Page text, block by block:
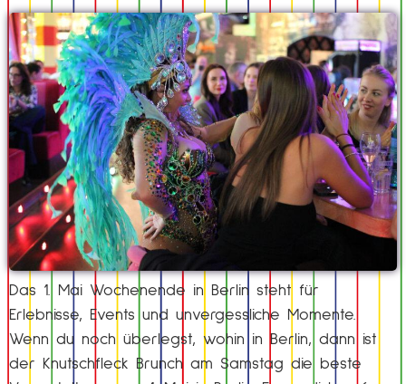
Das 1. Mai Wochenende in Berlin steht für
Erlebnisse, Events und unvergessliche Momente.
Wenn du noch überlegst, wohin in Berlin, dann ist
der Knutschfleck Brunch am Samstag die beste